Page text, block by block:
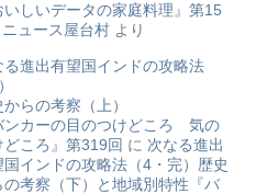
いしいデータの家庭料理』第15
ニュース屋台村 より
る進出有望国インドの攻略法
からの考察（上）
ンカーの目のつけどころ 気の
どころ』第319回 に 次なる進出
国インドの攻略法（4・完）歴史
の考察（下）と地域別特性『バ